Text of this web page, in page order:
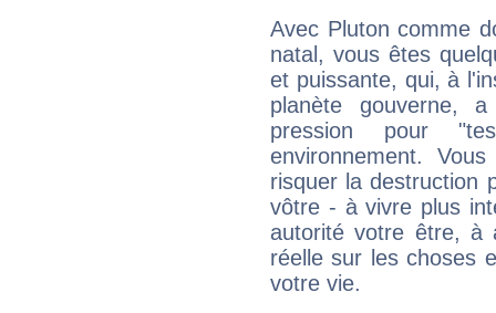
Avec Pluton comme
natal, vous êtes
et puissante, qui, à
planète gouverne,
pression pour
environnement.
risquer la destruction
vôtre - à vivre plus
autorité votre être, à
réelle sur les choses
votre vie.